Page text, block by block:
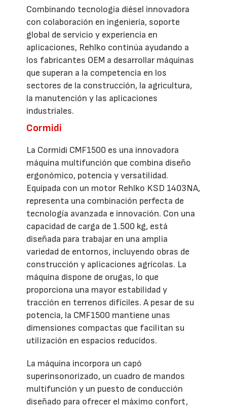
Combinando tecnología diésel innovadora
con colaboración en ingeniería, soporte
global de servicio y experiencia en
aplicaciones, Rehlko continúa ayudando a
los fabricantes OEM a desarrollar máquinas
que superan a la competencia en los
sectores de la construcción, la agricultura,
la manutención y las aplicaciones
industriales.
Cormidi
La Cormidi CMF1500 es una innovadora
máquina multifunción que combina diseño
ergonómico, potencia y versatilidad.
Equipada con un motor Rehlko KSD 1403NA,
representa una combinación perfecta de
tecnología avanzada e innovación. Con una
capacidad de carga de 1.500 kg, está
diseñada para trabajar en una amplia
variedad de entornos, incluyendo obras de
construcción y aplicaciones agrícolas. La
máquina dispone de orugas, lo que
proporciona una mayor estabilidad y
tracción en terrenos difíciles. A pesar de su
potencia, la CMF1500 mantiene unas
dimensiones compactas que facilitan su
utilización en espacios reducidos.
La máquina incorpora un capó
superinsonorizado, un cuadro de mandos
multifunción y un puesto de conducción
diseñado para ofrecer el máximo confort,